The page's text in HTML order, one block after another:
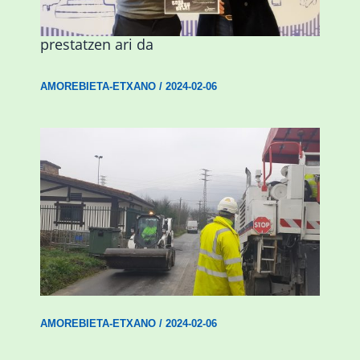
alaitasunez beteriko inauterietarako
prestatzen ari da
AMOREBIETA-ETXANO/ 2024-02-06
Amorebieta-Etxanok auzoak hobetzeko
plan integrala ezarri du
AMOREBIETA-ETXANO/ 2024-02-06